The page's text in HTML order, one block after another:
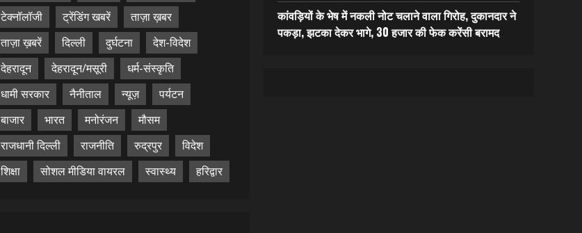
टेक्नॉलॉजी
ट्रेंडिंग खबरें
ताज़ा ख़बर
ताज़ा ख़बरें
दिल्ली दुर्घटना
देश-विदेश
देहरादून
देहरादून/मसूरी
धर्म-संस्कृति
धामी सरकार
नैनीताल न्यूज़
पर्यटन
बाजार
भारत मनोरंजन
मौसम
राजधानी दिल्ली
राजनीति रुद्रपुर
विदेश
शिक्षा
सोशल मीडिया वायरल स्वास्थ्य हरिद्वार
कांवड़ियों के भेष में नकली नोट चलाने वाला गिरोह, दुकानदार ने
पकड़ा, झटका देकर भागे, 30 हजार की फेक करेंसी बरामद